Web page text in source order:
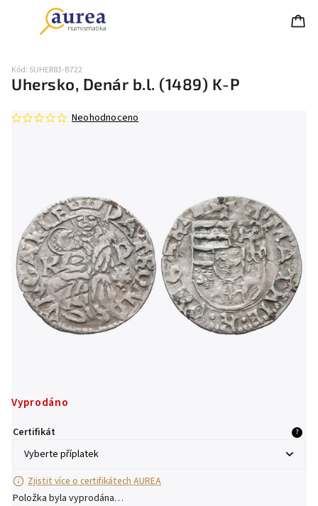
Uhersko, Denár b.l. (1489) K-P
Kód: SUHER83-B722
Neohodnoceno
Vyprodáno
Certifikát ?
Zjistit více o certifikátech AUREA
Položka byla vyprodána…